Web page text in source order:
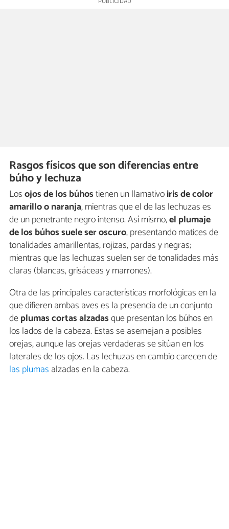
Rasgos físicos que son diferencias entre
búho y lechuza
Losojos de los búhostienen un llamativoiris de color
amarillo o naranja, mientras que el de las lechuzas es
de un penetrante negro intenso. Así mismo,el plumaje
de los búhos suele ser oscuro, presentando matices de
tonalidades amarillentas, rojizas, pardas y negras;
mientras que las lechuzas suelen ser de tonalidades más
claras (blancas, grisáceas y marrones).
Otra de las principales características morfológicas en la
que difieren ambas aves es la presencia de un conjunto
deplumas cortas alzadasque presentan los búhos en
los lados de la cabeza. Estas se asemejan a posibles
orejas, aunque las orejas verdaderas se sitúan en los
laterales de los ojos. Las lechuzas en cambio carecen de
las plumas alzadas en la cabeza.